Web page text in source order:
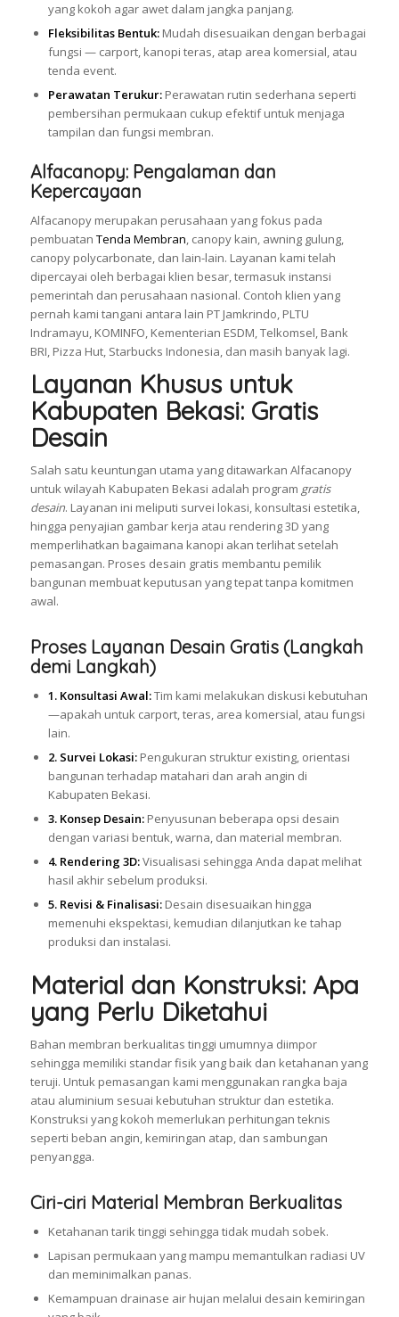
yang kokoh agar awet dalam jangka panjang.
Fleksibilitas Bentuk:Mudah disesuaikan dengan berbagai
fungsi — carport, kanopi teras, atap area komersial, atau
tenda event.
Perawatan Terukur:Perawatan rutin sederhana seperti
pembersihan permukaan cukup efektif untuk menjaga
tampilan dan fungsi membran.
Alfacanopy: Pengalaman dan
Kepercayaan
Alfacanopy merupakan perusahaan yang fokus pada
pembuatan Tenda Membran, canopy kain, awning gulung,
canopy polycarbonate, dan lain-lain. Layanan kami telah
dipercayai oleh berbagai klien besar, termasuk instansi
pemerintah dan perusahaan nasional. Contoh klien yang
pernah kami tangani antara lain PT Jamkrindo, PLTU
Indramayu, KOMINFO, Kementerian ESDM, Telkomsel, Bank
BRI, Pizza Hut, Starbucks Indonesia, dan masih banyak lagi.
Layanan Khusus untuk
Kabupaten Bekasi: Gratis
Desain
Salah satu keuntungan utama yang ditawarkan Alfacanopy
untuk wilayah Kabupaten Bekasi adalah program gratis
desain. Layanan ini meliputi survei lokasi, konsultasi estetika,
hingga penyajian gambar kerja atau rendering 3D yang
memperlihatkan bagaimana kanopi akan terlihat setelah
pemasangan. Proses desain gratis membantu pemilik
bangunan membuat keputusan yang tepat tanpa komitmen
awal.
Proses Layanan Desain Gratis (Langkah
demi Langkah)
1. Konsultasi Awal:Tim kami melakukan diskusi kebutuhan
—apakah untuk carport, teras, area komersial, atau fungsi
lain.
2. Survei Lokasi:Pengukuran struktur existing, orientasi
bangunan terhadap matahari dan arah angin di
Kabupaten Bekasi.
3. Konsep Desain:Penyusunan beberapa opsi desain
dengan variasi bentuk, warna, dan material membran.
4. Rendering 3D:Visualisasi sehingga Anda dapat melihat
hasil akhir sebelum produksi.
5. Revisi & Finalisasi:Desain disesuaikan hingga
memenuhi ekspektasi, kemudian dilanjutkan ke tahap
produksi dan instalasi.
Material dan Konstruksi: Apa
yang Perlu Diketahui
Bahan membran berkualitas tinggi umumnya diimpor
sehingga memiliki standar fisik yang baik dan ketahanan yang
teruji. Untuk pemasangan kami menggunakan rangka baja
atau aluminium sesuai kebutuhan struktur dan estetika.
Konstruksi yang kokoh memerlukan perhitungan teknis
seperti beban angin, kemiringan atap, dan sambungan
penyangga.
Ciri-ciri Material Membran Berkualitas
Ketahanan tarik tinggi sehingga tidak mudah sobek.
Lapisan permukaan yang mampu memantulkan radiasi UV
dan meminimalkan panas.
Kemampuan drainase air hujan melalui desain kemiringan